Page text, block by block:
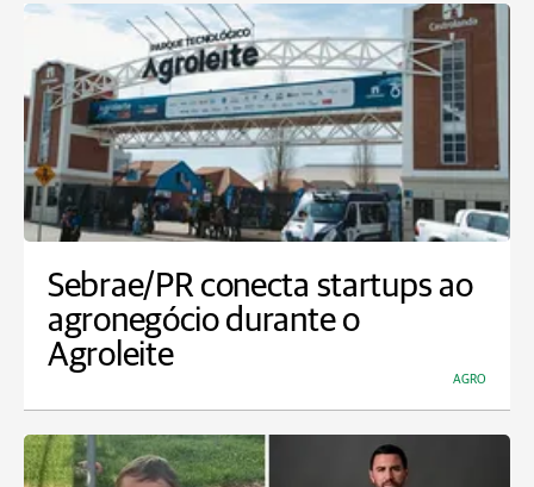
Sebrae/PR conecta startups ao
agronegócio durante o
Agroleite
AGRO